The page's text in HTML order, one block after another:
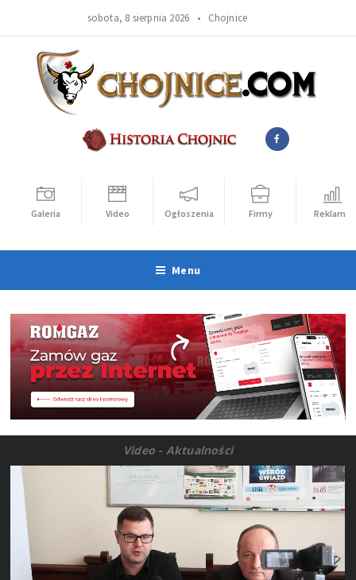
sobota, 8 sierpnia 2026 • Chojnice
Galeria Video Ogłoszenia Firmy Reklama
Menu
Video - Aktualności